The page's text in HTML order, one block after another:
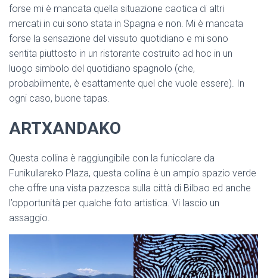
forse mi è mancata quella situazione caotica di altri
mercati in cui sono stata in Spagna e non. Mi è mancata
forse la sensazione del vissuto quotidiano e mi sono
sentita piuttosto in un ristorante costruito ad hoc in un
luogo simbolo del quotidiano spagnolo (che,
probabilmente, è esattamente quel che vuole essere). In
ogni caso, buone tapas.
ARTXANDAKO
Questa collina è raggiungibile con la funicolare da
Funikullareko Plaza, questa collina è un ampio spazio verde
che offre una vista pazzesca sulla città di Bilbao ed anche
l’opportunità per qualche foto artistica. Vi lascio un
assaggio.